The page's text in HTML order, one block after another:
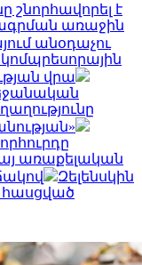
շնորհավորել է
առաջին
անօդաչու
վրա
առաքելական
Զելենսկին
հասցված